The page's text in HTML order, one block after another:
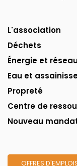
L'association
Déchets
Énergie et
Eau et
Propreté
Centre de
Nouveau
OFFRES